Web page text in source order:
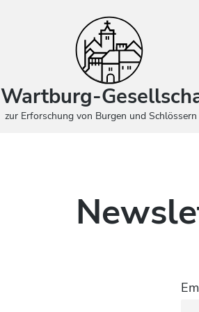
Wartburg-
zur Erforschung von Burgen und Schlössern